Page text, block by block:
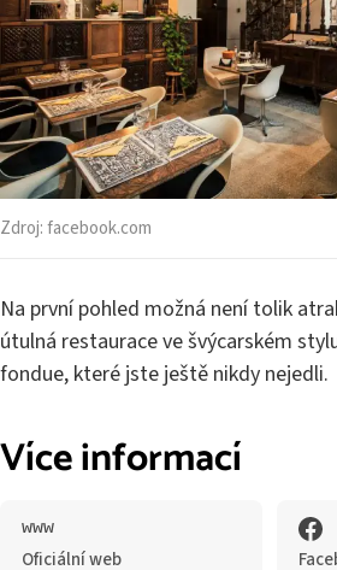
Zdroj:facebook.com
Na první pohled možná není tolik
útulná restaurace ve švýcarském
fondue, které jste ještě nikdy nejedli.
Více informací
Oficiální web